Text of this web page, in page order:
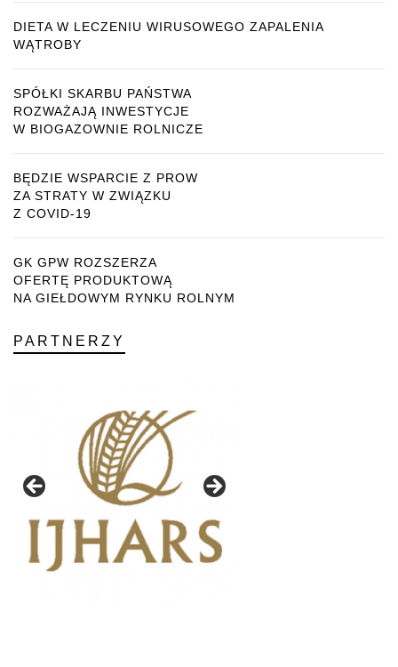
DIETA W LECZENIU WIRUSOWEGO ZAPALENIA
WĄTROBY
SPÓŁKI SKARBU PAŃSTWA
ROZWAŻAJĄ INWESTYCJE
W BIOGAZOWNIE ROLNICZE
BĘDZIE WSPARCIE Z PROW
ZA STRATY W ZWIĄZKU
Z COVID-19
GK GPW ROZSZERZA
OFERTĘ PRODUKTOWĄ
NA GIEŁDOWYM RYNKU ROLNYM
PARTNERZY